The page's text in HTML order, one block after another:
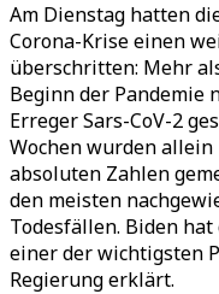
Am Dienstag hatten
Corona-Krise einen
überschritten: Mehr
Beginn der Pandemie
Erreger Sars-CoV-2
Wochen wurden allein
absoluten Zahlen
den meisten
Todesfällen. Biden
einer der wichtigsten
Regierung erklärt.